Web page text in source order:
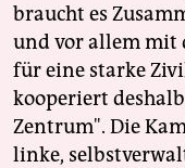
braucht es
und vor allem mit
für eine starke
kooperiert
Zentrum". Die
linke,